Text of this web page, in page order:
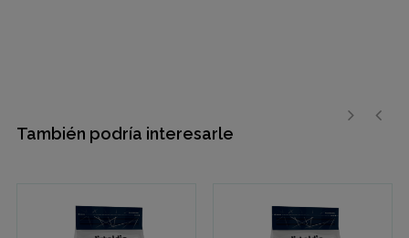
También podría interesarle